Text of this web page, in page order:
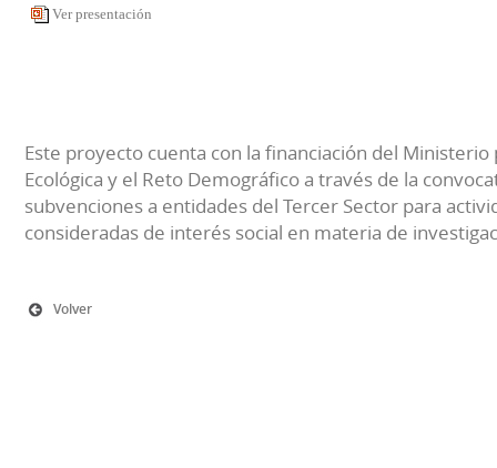
Ver presentación
Este proyecto cuenta con la financiación del Ministerio
Ecológica y el Reto Demográfico a través de la
subvenciones a entidades del Tercer Sector para
consideradas de interés social en materia de
Volver